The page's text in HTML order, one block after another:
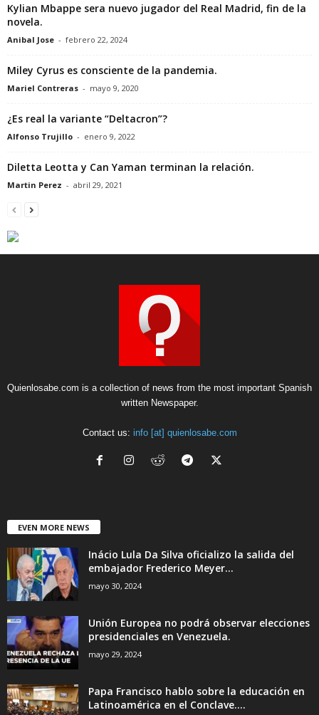
Kylian Mbappe sera nuevo jugador del Real Madrid, fin de la
novela.
Anibal Jose - febrero 22, 2024
Miley Cyrus es consciente de la pandemia.
Mariel Contreras - mayo 9, 2020
¿Es real la variante “Deltacron”?
Alfonso Trujillo - enero 9, 2022
Diletta Leotta y Can Yaman terminan la relación.
Martin Perez - abril 29, 2021
Quienlosabe.com is a collection of news from the most important Spanish
written Newspaper.
Contact us: info [at] quienlosabe.com
EVEN MORE NEWS
Inácio Lula Da Silva oficializo la salida del
embajador Frederico Meyer...
mayo 30, 2024
Unión Europea no podrá observar elecciones
presidenciales en Venezuela.
mayo 29, 2024
Papa Francisco hablo sobre la educación en
Latinoamérica en el Conclave....